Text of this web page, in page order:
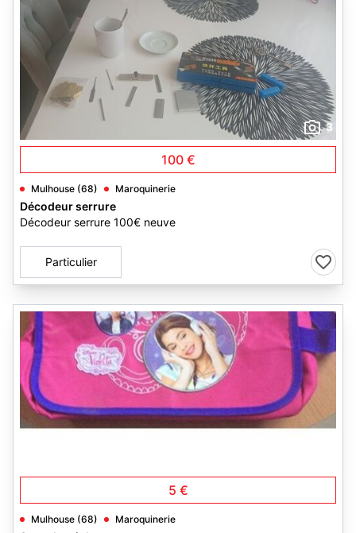
3
100 €
Mulhouse (68) Maroquinerie
Décodeur serrure
Décodeur serrure 100€ neuve
Particulier
5 €
Mulhouse (68) Maroquinerie